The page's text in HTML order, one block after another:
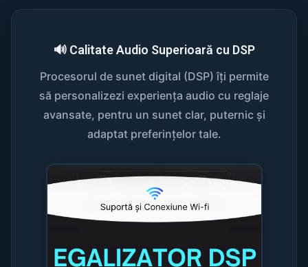
🔊 Calitate Audio Superioară cu DSP
Procesorul de sunet digital (DSP) îți permite
să personalizezi experiența audio cu reglaje
avansate, pentru un sunet clar, puternic și
adaptat preferințelor tale.